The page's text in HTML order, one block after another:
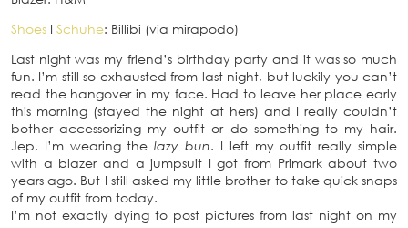
Shoes I Schuhe: Billibi (via mirapodo)
Last night was my friend’s birthday party and it was so much
fun. I’m still so exhausted from last night, but luckily you can’t
read the hangover in my face. Had to leave her place early
this morning (stayed the night at hers) and I really couldn’t
bother accessorizing my outfit or do something to my hair.
Jep, I’m wearing thelazy bun. I left my outfit really simple
with a blazer and a jumpsuit I got from Primark about two
years ago. But I still asked my little brother to take quick snaps
of my outfit from today.
I’m not exactly dying to post pictures from last night on my